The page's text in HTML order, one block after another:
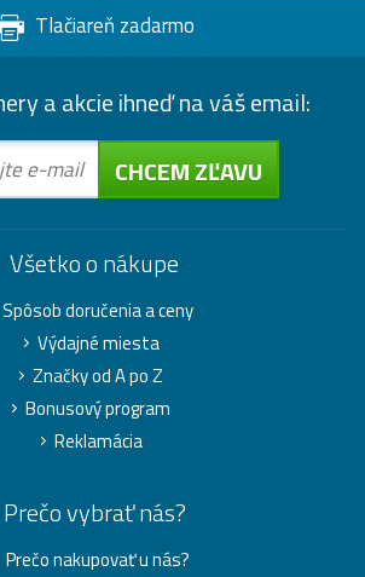
Tlačiareň zadarmo
a akcie ihneď na váš email:
CHCEM ZĽAVU
Všetko o nákupe
Spôsob doručenia a ceny
Výdajné miesta
Značky od A po Z
Bonusový program
Reklamácia
Prečo vybrať nás?
Prečo nakupovať u nás?